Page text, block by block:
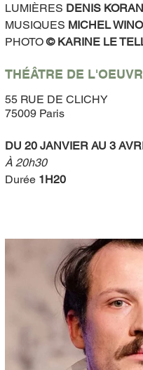
LUMIÈRES DENIS
MUSIQUES MICHEL
PHOTO © KARINE LE
THÉÂTRE DE
55 RUE DE CLICHY
75009 Paris
DU 20 JANVIER AU 3
À 20h30
Durée 1H20